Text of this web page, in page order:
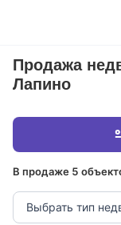
Продажа
Лапино
В продаже 5
Выбрать тип